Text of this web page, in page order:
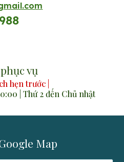
vụ
hẹn trước |
| Thứ 2 đến Chủ nhật
Map